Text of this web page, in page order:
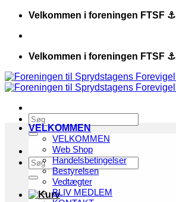
Fortsæt
indhold
Velkommen i foreningen FTSF ⚓️
Velkommen i foreningen FTSF ⚓️
Søg
efter:
Søg
efter:
VELKOMMEN
VELKOMMEN
Web Shop
Handelsbetingelser
Bestyrelsen
Vedtægter
BLIV MEDLEM